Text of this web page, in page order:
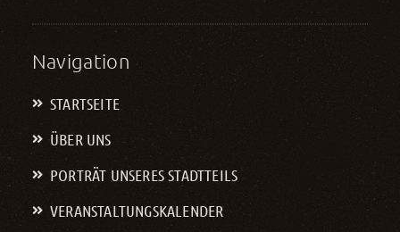
Navigation
STARTSEITE
ÜBER UNS
PORTRÄT UNSERES STADTTEILS
VERANSTALTUNGS­KALENDER